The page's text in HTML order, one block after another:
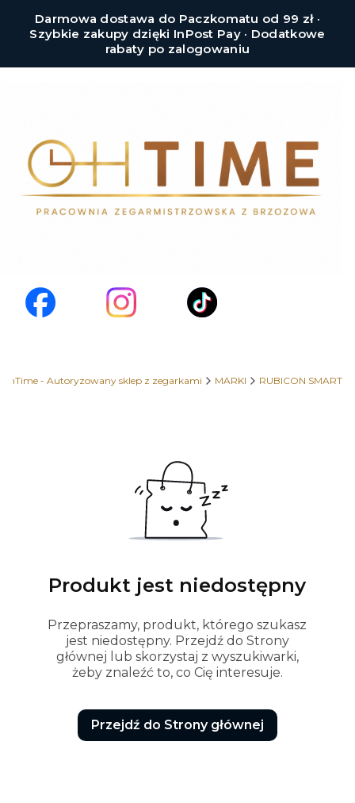
Darmowa dostawa do Paczkomatu od 99 zł ·
Szybkie zakupy dzięki InPost Pay · Dodatkowe
rabaty po zalogowaniu
OhTime - Autoryzowany sklep z zegarkami MARKI RUBICON SMART
Produkt jest niedostępny
Przepraszamy, produkt, którego szukasz
jest niedostępny. Przejdź do Strony
głównej lub skorzystaj z wyszukiwarki,
żeby znaleźć to, co Cię interesuje.
Przejdź do Strony głównej